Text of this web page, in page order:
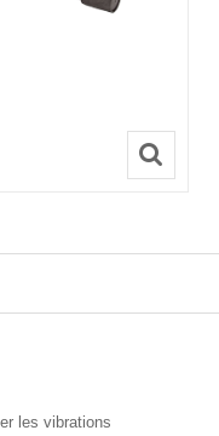
les vibrations